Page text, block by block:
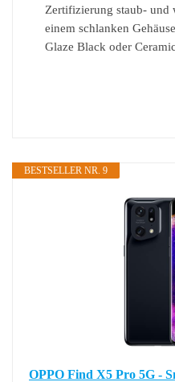
Zertifizierung staub- und
einem schlanken
Glaze Black oder
BESTSELLER NR. 9
OPPO Find X5 Pro 5G -